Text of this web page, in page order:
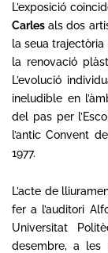
L’exposició
Carles als dos
la seua
la renovació
L’evolució
ineludible en
del pas per
l’antic Convent
1977.
L’acte de
fer a l’auditori
Universitat
desembre, a